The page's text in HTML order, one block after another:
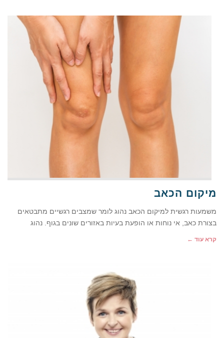
מיקום הכאב
משמעות רגשית למיקום הכאב נהוג לומר שמצבים רגשיים מתבטאים
בצורת כאב, אי נוחות או הופעת בעיות באזורים שונים בגוף. נהוג
קרא עוד ←